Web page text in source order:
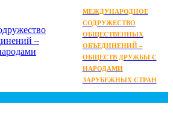
МЕЖДУНАРОДНОЕ
СОДРУЖЕСТВО
ОБЩЕСТВЕННЫХ
ОБЪЕДИНЕНИЙ –
ОБЩЕСТВ ДРУЖБЫ С
НАРОДАМИ
ЗАРУБЕЖНЫХ СТРАН